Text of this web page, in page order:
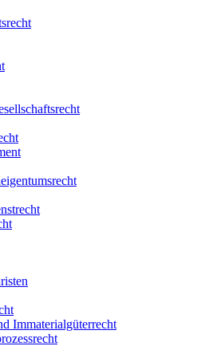
Immaterialgüterrecht